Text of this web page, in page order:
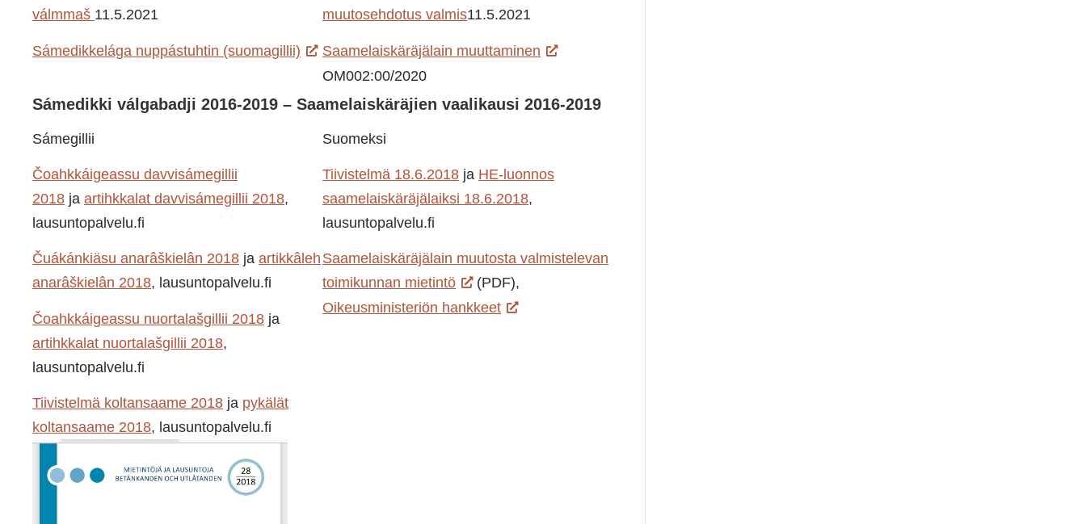
válmmaš 11.5.2021
Sámedikkelága nuppástuhtin (suomagillii)
muutosehdotus valmis11.5.2021
Saamelaiskäräjälain muuttaminen
OM002:00/2020
Sámedikki válgabadji 2016-2019 – Saamelaiskäräjien vaalikausi 2016-2019
Sámegillii
Čoahkkáigeassu davvisámegillii
2018 ja artihkkalat davvisámegillii 2018,
lausuntopalvelu.fi
Čuákánkiäsu anarâškielân 2018 ja artikkâleh
anarâškielân 2018, lausuntopalvelu.fi
Čoahkkáigeassu nuortalašgillii 2018 ja
artihkkalat nuortalašgillii 2018,
lausuntopalvelu.fi
Tiivistelmä koltansaame 2018 ja pykälät
koltansaame 2018, lausuntopalvelu.fi
Suomeksi
Tiivistelmä 18.6.2018 ja HE-luonnos
saamelaiskäräjälaiksi 18.6.2018,
lausuntopalvelu.fi
Saamelaiskäräjälain muutosta valmistelevan
toimikunnan mietintö
(PDF),
Oikeusministeriön hankkeet